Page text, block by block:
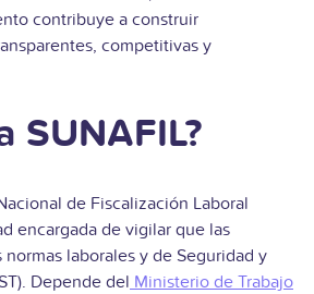
contribuye a construir
competitivas y
SUNAFIL?
de Fiscalización Laboral
encargada de vigilar que las
laborales y de Seguridad y
Depende del Ministerio de Trabajo